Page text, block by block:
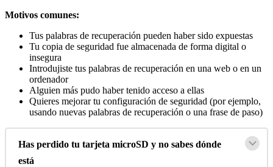
Motivos comunes:
Tus palabras de recuperación pueden haber sido expuestas
Tu copia de seguridad fue almacenada de forma digital o
insegura
Introdujiste tus palabras de recuperación en una web o en un
ordenador
Alguien más pudo haber tenido acceso a ellas
Quieres mejorar tu configuración de seguridad (por ejemplo,
usando nuevas palabras de recuperación o una frase de paso)
Has perdido tu tarjeta microSD y no sabes dónde
está